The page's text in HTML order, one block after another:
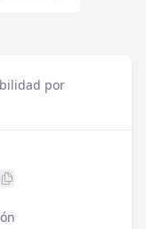
por